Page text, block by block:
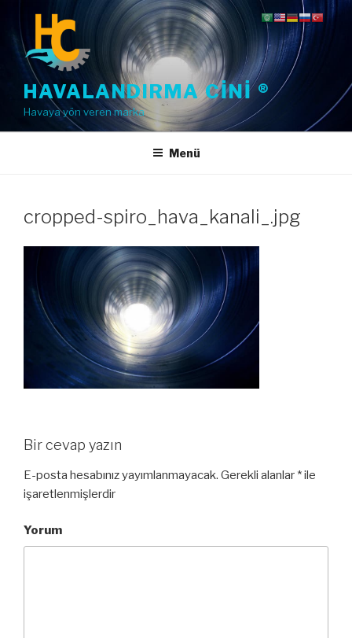
geç
HAVALANDIRMA CINI ®
Havaya yön veren marka
Menü
cropped-spiro_hava_kanali_.jpg
Bir cevap yazın
E-posta hesabınız yayımlanmayacak. Gerekli alanlar *ile
işaretlenmişlerdir
Yorum